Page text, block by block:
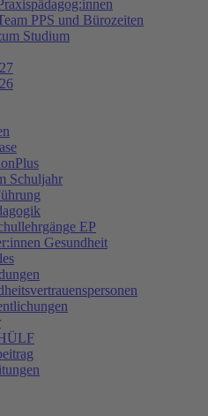
PPS und Bürozeiten
Studium
Schuljahr
EP
Gesundheit